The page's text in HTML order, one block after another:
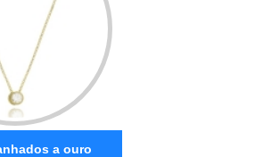
a ouro